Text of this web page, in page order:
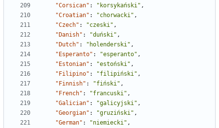
"Corsican" : "korsykański" ,
"Croatian" : "chorwacki" ,
"Czech" : "czeski" ,
"Danish" : "duński" ,
"Dutch" : "holenderski" ,
"Esperanto" : "esperanto" ,
"Estonian" : "estoński" ,
"Filipino" : "filipiński" ,
"Finnish" : "fiński" ,
"French" : "francuski" ,
"Galician" : "galicyjski" ,
"Georgian" : "gruziński" ,
"German" : "niemiecki" ,